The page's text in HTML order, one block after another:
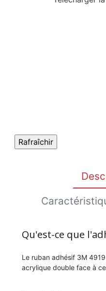
Qu'est-ce que
Le ruban adhésif 3M
acrylique double face à